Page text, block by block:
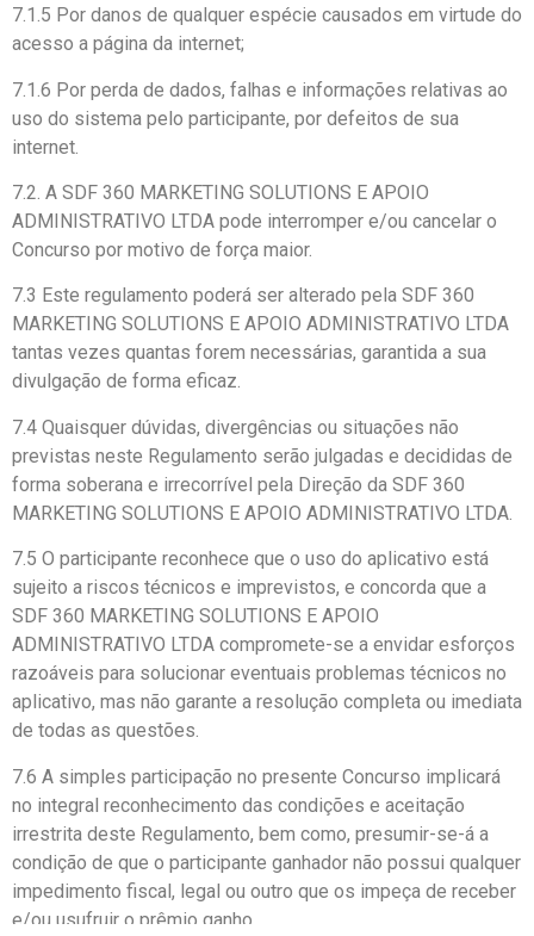
7.1.5 Por danos de qualquer espécie causados em virtude do
acesso a página da internet;
7.1.6 Por perda de dados, falhas e informações relativas ao
uso do sistema pelo participante, por defeitos de sua
internet.
7.2. A SDF 360 MARKETING SOLUTIONS E APOIO
ADMINISTRATIVO LTDA pode interromper e/ou cancelar o
Concurso por motivo de força maior.
7.3 Este regulamento poderá ser alterado pela SDF 360
MARKETING SOLUTIONS E APOIO ADMINISTRATIVO LTDA
tantas vezes quantas forem necessárias, garantida a sua
divulgação de forma eficaz.
7.4 Quaisquer dúvidas, divergências ou situações não
previstas neste Regulamento serão julgadas e decididas de
forma soberana e irrecorrível pela Direção da SDF 360
MARKETING SOLUTIONS E APOIO ADMINISTRATIVO LTDA.
7.5 O participante reconhece que o uso do aplicativo está
sujeito a riscos técnicos e imprevistos, e concorda que a
SDF 360 MARKETING SOLUTIONS E APOIO
ADMINISTRATIVO LTDA compromete-se a envidar esforços
razoáveis para solucionar eventuais problemas técnicos no
aplicativo, mas não garante a resolução completa ou imediata
de todas as questões.
7.6 A simples participação no presente Concurso implicará
no integral reconhecimento das condições e aceitação
irrestrita deste Regulamento, bem como, presumir-se-á a
condição de que o participante ganhador não possui qualquer
impedimento fiscal, legal ou outro que os impeça de receber
e/ou usufruir o prêmio ganho.